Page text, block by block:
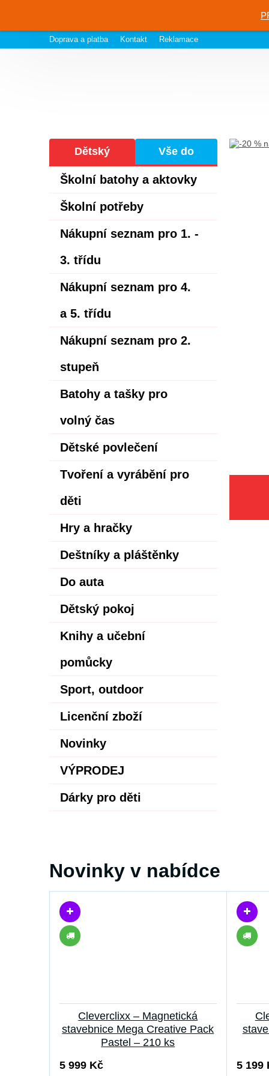
Doprava a platba Kontakt Reklamace
Dětský
eshop
Vše do
školy
Školní batohy a aktovky
Školní potřeby
Nákupní seznam pro 1. -
3. třídu
Nákupní seznam pro 4.
a 5. třídu
Nákupní seznam pro 2.
stupeň
Batohy a tašky pro
volný čas
Dětské povlečení
Tvoření a vyrábění pro
děti
Hry a hračky
Deštníky a pláštěnky
Do auta
Dětský pokoj
Knihy a učební
pomůcky
Sport, outdoor
Licenční zboží
Novinky
VÝPRODEJ
Dárky pro děti
Novinky v nabídce
Cleverclixx – Magnetická
stavebnice Mega Creative Pack
Pastel – 210 ks
5 999 Kč
5 199